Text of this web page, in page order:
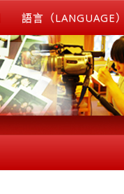
語言（LANGUAGE）